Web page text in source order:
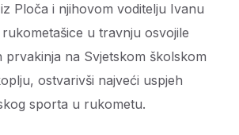
Ploča i njihovom voditelju Ivanu
u travnju osvojile
prvakinja na Svjetskom školskom
ostvarivši najveći uspjeh
sporta u rukometu.